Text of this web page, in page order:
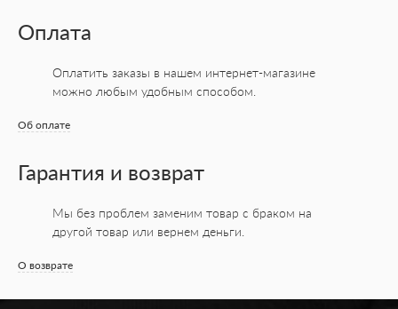
Оплата
Оплатить заказы в нашем интернет-магазине
можно любым удобным способом.
Об оплате
Гарантия и возврат
Мы без проблем заменим товар с браком на
другой товар или вернем деньги.
О возврате